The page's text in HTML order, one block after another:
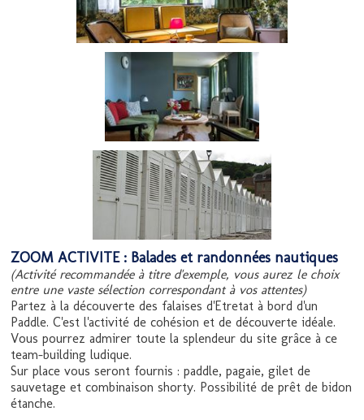
ZOOM ACTIVITE : Balades et randonnées nautiques
(Activité recommandée à titre d'exemple, vous aurez le choix
entre une vaste sélection correspondant à vos attentes)
Partez à la découverte des falaises d'Etretat à bord d'un
Paddle. C'est l'activité de cohésion et de découverte idéale.
Vous pourrez admirer toute la splendeur du site grâce à ce
team-building ludique.
Sur place vous seront fournis : paddle, pagaie, gilet de
sauvetage et combinaison shorty. Possibilité de prêt de bidon
étanche.